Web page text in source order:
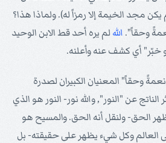
يكن مجد الخيمة إلا رمزاً له). ولماذا هذا؟
وحقاً". الله لم يره أحد قط الابن الوحيد
أي كشف عنه وأعلنه.
وحقاً" المعنيان الكبيران لصدرة
عن "النور", والله نور- النور هو الذي
الحق- ولنقل أنه الحق. والمسيح هو
العالم وكل شيء يظهر على حقيقته- بل